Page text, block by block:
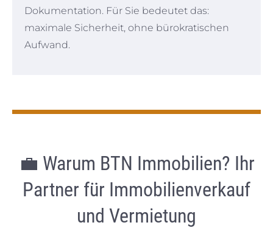
Dokumentation. Für Sie bedeutet das:
maximale Sicherheit, ohne bürokratischen
Aufwand.
💼 Warum BTN Immobilien? Ihr
Partner für Immobilienverkauf
und Vermietung